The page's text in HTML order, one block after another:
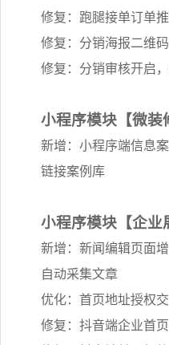
修复：跑腿接单订单
修复：分销海报二维
修复：分销审核开启
小程序模块【微装
新增：小程序端信息
链接案例库
小程序模块【企业
新增：新闻编辑页面
自动采集文章
优化：首页地址授权
修复：抖音端企业首